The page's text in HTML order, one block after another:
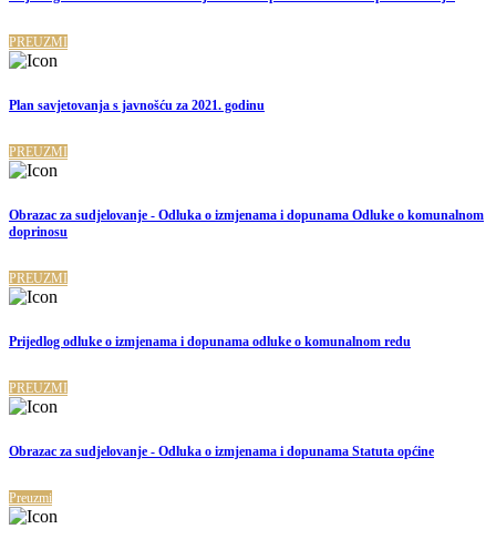
PREUZMI
Plan savjetovanja s javnošću za 2021. godinu
PREUZMI
Obrazac za sudjelovanje - Odluka o izmjenama i dopunama Odluke o komunalnom
doprinosu
PREUZMI
Prijedlog odluke o izmjenama i dopunama odluke o komunalnom redu
PREUZMI
Obrazac za sudjelovanje - Odluka o izmjenama i dopunama Statuta općine
Preuzmi